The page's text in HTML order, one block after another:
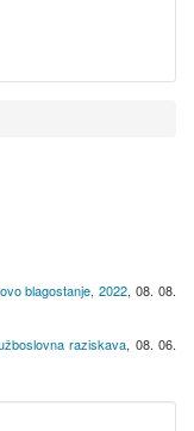
blagostanje, 2022,08. 08.
raziskava, 08. 06.